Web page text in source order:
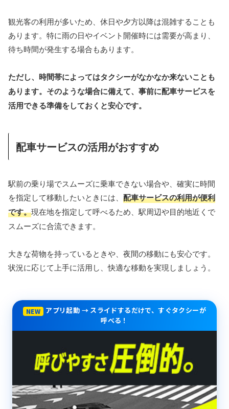
観光客の利用が多いため、休日や夕方以降は混雑することも
あります。特に雨の日やイベント開催時には需要が高まり、
待ち時間が発生する場合もあります。
ただし、時間帯によってはタクシーがなかなか来ないことも
あります。そのような場合に備えて、事前に配車サービスを
活用できる準備をしておくと安心です。
配車サービスの活用がおすすめ
駅前の乗り場でスムーズに乗車できない場合や、確実に時間
を指定して移動したいときには、 配車サービスの利用が便利
です。現在地を指定して呼べるため、駅周辺や目的地近くで
スムーズに合流できます。
大きな荷物を持っているときや、夜間の移動にも安心です。
状況に応じて上手に活用し、快適な移動を実現しましょう。
NEW
アプリ起動 → スライドするだけで、すぐタクシーが
呼べる！